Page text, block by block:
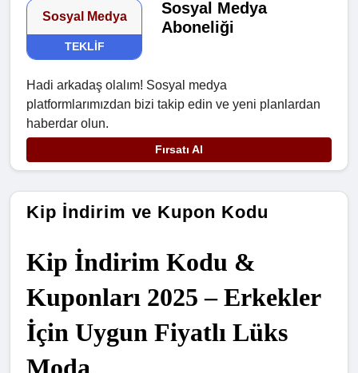
Sosyal Medya
TEKLIF
Sosyal Medya
Aboneliği
Hadi arkadaş olalım! Sosyal medya
platformlarımızdan bizi takip edin ve yeni planlardan
haberdar olun.
Fırsatı Al
Kip İndirim ve Kupon Kodu
Kip İndirim Kodu &
Kuponları 2025 – Erkekler
İçin Uygun Fiyatlı Lüks